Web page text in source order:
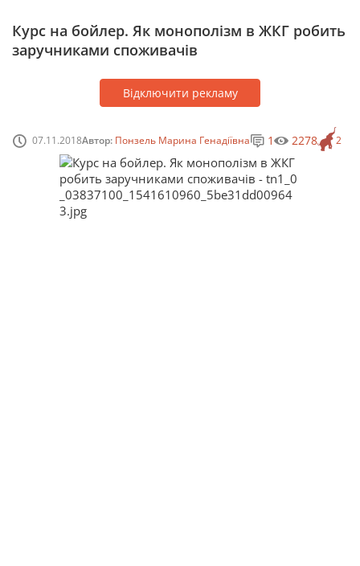
Курс на бойлер. Як монополізм в ЖКГ робить
заручниками споживачів
Відключити рекламу
07.11.2018Автор: Понзель Марина Генадіївна 2
1 2278